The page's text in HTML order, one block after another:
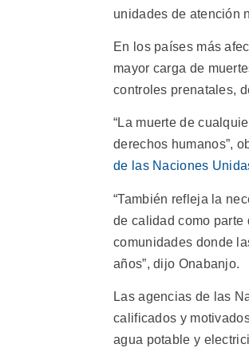
unidades de atención
En los países más
mayor carga de
controles prenatales,
“La muerte de
derechos humanos”,
de las Naciones
“También refleja la
de calidad como parte
comunidades donde
años”, dijo Onabanjo.
Las agencias de las
calificados y
agua potable y